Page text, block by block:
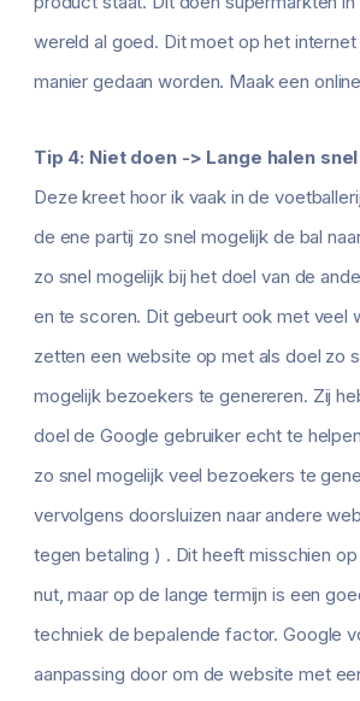
wereld al goed. Dit moet op het
manier gedaan worden. Maak een
Tip 4: Niet doen -> Lange halen
Deze kreet hoor ik vaak in de
de ene partij zo snel mogelijk de bal
zo snel mogelijk bij het doel van de
en te scoren. Dit gebeurt ook met veel
zetten een website op met als doel zo
mogelijk bezoekers te genereren. Zij
doel de Google gebruiker echt te
zo snel mogelijk veel bezoekers te
vervolgens doorsluizen naar andere
tegen betaling ) . Dit heeft misschien
nut, maar op de lange termijn is een
techniek de bepalende factor. Google
aanpassing door om de website met